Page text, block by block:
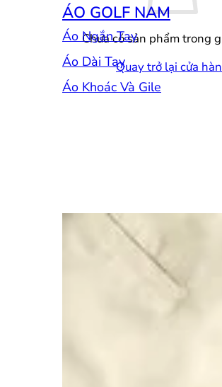
Chưa có sản phẩm trong
Quay trở lại cửa
ÁO GOLF NAM
Áo Ngắn Tay
Áo Dài Tay
Áo Khoác Và Gile